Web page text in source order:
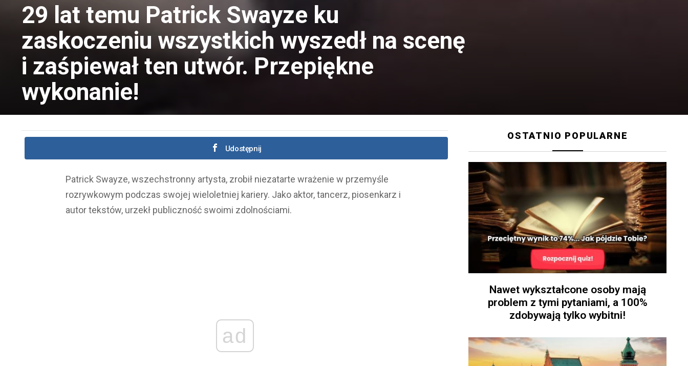
29 lat temu Patrick Swayze ku
zaskoczeniu wszystkich wyszedł na scenę
i zaśpiewał ten utwór. Przepiękne
wykonanie!
Udostępnij
Patrick Swayze, wszechstronny artysta, zrobił niezatarte wrażenie w przemyśle
rozrywkowym podczas swojej wieloletniej kariery. Jako aktor, tancerz, piosenkarz i
autor tekstów, urzekł publiczność swoimi zdolnościami.
ad
OSTATNIO POPULARNE
Nawet wykształcone osoby mają
problem z tymi pytaniami, a 100%
zdobywają tylko wybitni!